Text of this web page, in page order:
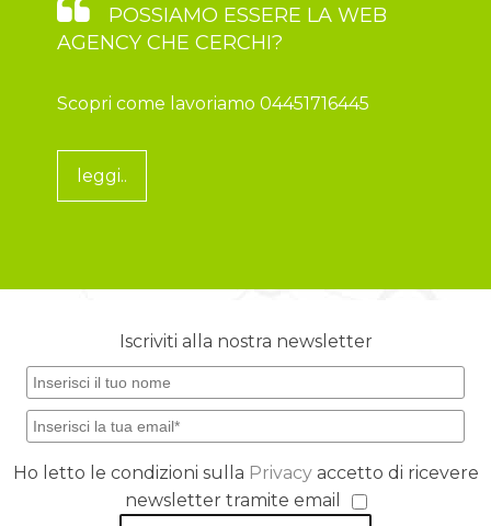
POSSIAMO ESSERE LA WEB
AGENCY CHE CERCHI?
Scopri come lavoriamo 04451716445
leggi..
Iscriviti alla nostra newsletter
Ho letto le condizioni sulla Privacy accetto di ricevere
newsletter tramite email